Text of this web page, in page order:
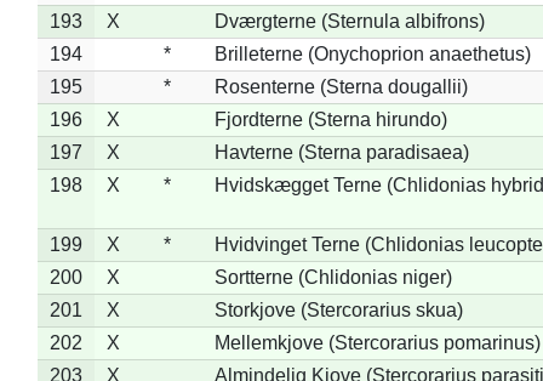
193
X
Dværgterne (Sternula albifrons)
194
*
Brilleterne (Onychoprion anaethetus)
195
*
Rosenterne (Sterna dougallii)
196
X
Fjordterne (Sterna hirundo)
197
X
Havterne (Sterna paradisaea)
198
X * Hvidskægget Terne (Chlidonias
199 X *
Hvidvinget Terne (Chlidonias
200
X
Sortterne (Chlidonias niger)
201
X
Storkjove (Stercorarius skua)
202
X
Mellemkjove (Stercorarius pomarinus)
203
X
Almindelig Kjove (Stercorarius